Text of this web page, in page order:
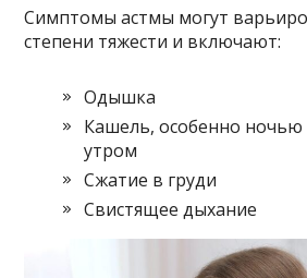
Симптомы астмы могут
степени тяжести и включают:
Одышка
Кашель, особенно
утром
Сжатие в груди
Свистящее дыхание